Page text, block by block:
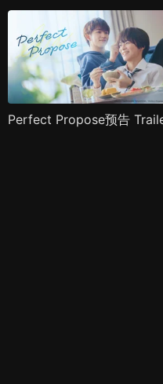
Perfect Propose预告